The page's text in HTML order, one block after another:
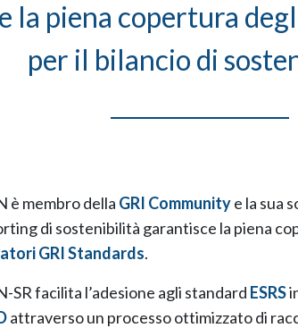
la piena copertura
per il bilancio di
è membro della GRI Communitye la sua
di sostenibilità garantisce la piena
GRI Standards.
SR facilita l’adesione agli standard ESRS
attraverso un processo ottimizzato di